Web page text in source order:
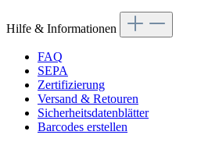
Hilfe & Informationen
FAQ
SEPA
Zertifizierung
Versand & Retouren
Sicherheitsdatenblätter
Barcodes erstellen